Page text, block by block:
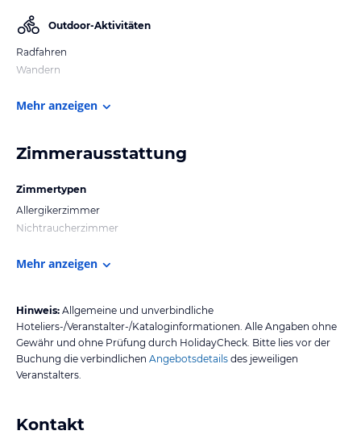
Outdoor-Aktivitäten
Radfahren
Wandern
Mehr anzeigen
Zimmerausstattung
Zimmertypen
Allergikerzimmer
Nichtraucherzimmer
Mehr anzeigen
Hinweis: Allgemeine und unverbindliche
Hoteliers-/Veranstalter-/Kataloginformationen. Alle Angaben ohne
Gewähr und ohne Prüfung durch HolidayCheck. Bitte lies vor der
Buchung die verbindlichen Angebotsdetails des jeweiligen
Veranstalters.
Kontakt